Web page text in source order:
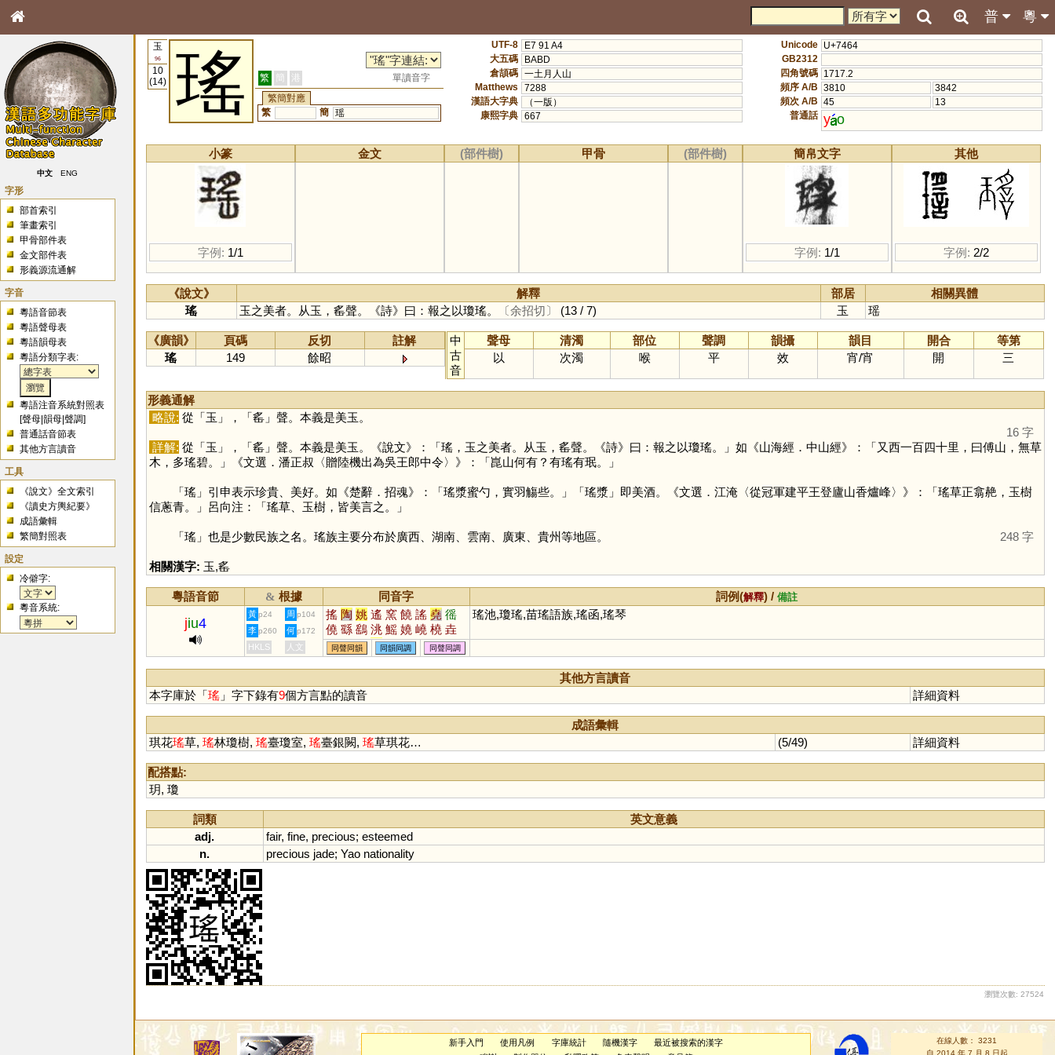
粵
普
中文 ENG
字形
部首索引
筆畫索引
甲骨部件表
金文部件表
形義源流通解
字音
粵語音節表
粵語聲母表
粵語韻母表
粵語分類字表:
粵語注音系統對照表
[聲母 |韻母 |聲調]
普通話音節表
其他方言讀音
工具
《說文》全文索引
《讀史方輿紀要》
成語彙輯
繁簡對照表
設定
冷僻字:
粵音系統:
玉
96
10
(14)
瑤 繁 簡 港
單讀音字
繁簡對應
繁
簡 瑶
UTF-8
E7 91 A4
大五碼
BABD
倉頡碼 一土月人山
Matthews
7288
漢語大字典
（一版）
康熙字典 667
Unicode U+7464
GB2312
四角號碼 1717.2
頻序 A/B 3810
3842
頻次 A/B 45
13
普通話 y o
小篆
字例: 1/1
金文 (部件樹) 甲骨 (部件樹) 簡帛文字
字例: 1/1
其他
字例: 2/2
《說文》 解釋 部居
相關異體
瑤
玉之美者。从玉，䍃聲。《詩》曰：報之以瓊瑤。 〔余招切〕 (13 / 7) 玉 瑶
《廣韻》 頁碼 反切
註解
瑤
149 餘昭
中
古
音
聲母 清濁 部位 聲調 韻攝 韻目 開合
等第
以
次濁 喉 平 效 宵/宵 開 三
形義通解
略說: 從「玉 」，「䍃」聲。本義是美玉。
16 字
詳解: 從「玉 」，「䍃」聲。本義是美玉。《說文》：「瑤，玉之美者。从玉，䍃聲。《詩》曰：報之以瓊瑤。」如《山海經．中山經》：「又西一百四十里，曰傅山，無草
木，多瑤碧。」《文選．潘正叔〈贈陸機出為吳王郎中令〉》：「崑山何有？有瑤有珉。」
「瑤」引申表示珍貴、美好。如《楚辭．招魂》：「瑤漿蜜勺，實羽觴些。」「瑤漿」即美酒。《文選．江淹〈從冠軍建平王登廬山香爐峰〉》：「瑤草正翕赩，玉樹
信蔥青。」呂向注：「瑤草、玉樹，皆美言之。」
「瑤」也是少數民族之名。瑤族主要分布於廣西、湖南、雲南、廣東、貴州等地區。 248 字
相關漢字: 玉,䍃
粵語音節 & 根據 同音字 詞例(解釋) /備註
jiu4
黃 p24 周 p104 搖 陶 姚 遙 窯 饒 謠 堯 徭
僥 繇 鷂 洮 鰩 嬈 嶢 橈 垚
猺 蟯 軺 䌛 媱 穘 烑 摿 顤
嗂 脁 襓 颻 蕘 銚 愮 傜 珧
榣
瑤池,瓊瑤,苗瑤語族,瑤函,瑤琴
李 p260 何 p172
HKLS 人文 同聲同韻 同韻同調 同聲同調
其他方言讀音
本字庫於「瑤」字下錄有9個方言點的讀音 詳細資料
成語彙輯
琪花瑤草, 瑤林瓊樹, 瑤臺瓊室, 瑤臺銀闕, 瑤草琪花… (5/49) 詳細資料
配搭點:
玥, 瓊
詞類
英文意義
adj.
fair, fine, precious; esteemed
n.
precious jade; Yao nationality
瀏覽次數: 27524
新手入門 使用凡例 字庫統計 隨機漢字
最近被搜索的漢字
在線人數： 3231
自 2014 年 7 月 8 日起